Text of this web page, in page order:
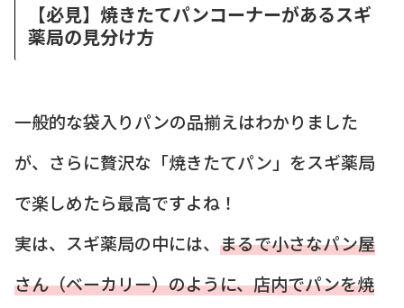
【必見】焼きたてパンコーナーがあるスギ
薬局の見分け方
一般的な袋入りパンの品揃えはわかりました
が、さらに贅沢な「焼きたてパン」をスギ薬局
で楽しめたら最高ですよね！
実は、スギ薬局の中には、 まるで小さなパン屋
さん（ベーカリー）のように、店内でパンを焼